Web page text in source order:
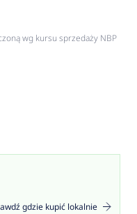
wg kursu sprzedaży NBP
gdzie kupić lokalnie